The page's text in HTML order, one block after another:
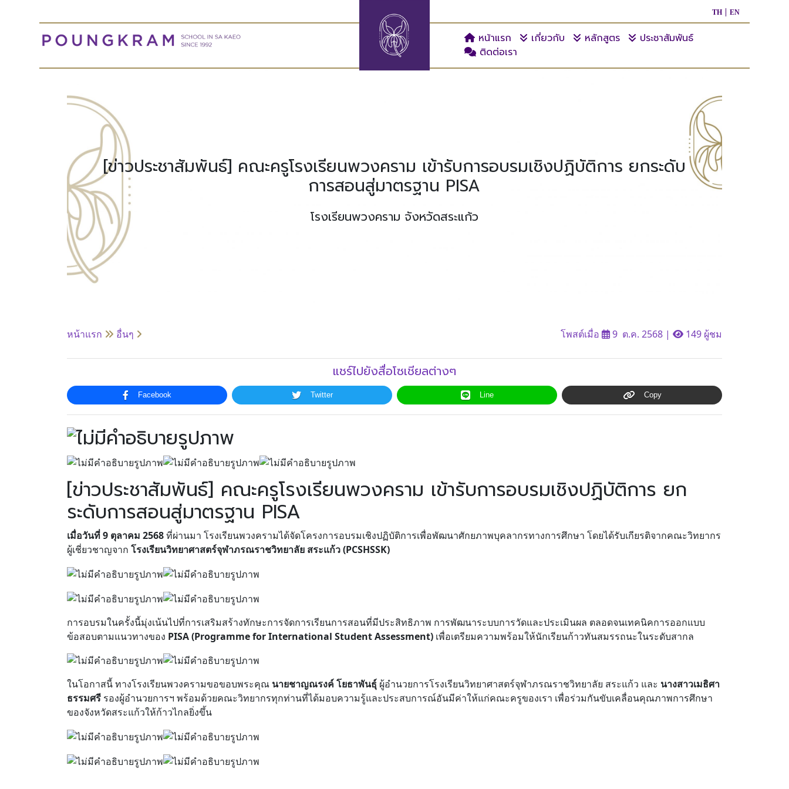
TH EN
หน้าแรก เกี่ยวกับ หลักสูตร
ประชาสัมพันธ์
ติดต่อเรา
[ข่าวประชาสัมพันธ์] คณะครูโรงเรียนพวงคราม เข้ารับการอบรมเชิงปฏิบัติการ ยกระดับ
การสอนสู่มาตรฐาน PISA
โรงเรียนพวงคราม จังหวัดสระแก้ว
หน้าแรก อื่นๆ โพสต์เมื่อ 9 ต.ค. 2568 | 149 ผู้ชม
แชร์ไปยังสื่อโซเชียลต่างๆ
Facebook Twitter Line Copy
[ข่าวประชาสัมพันธ์] คณะครูโรงเรียนพวงคราม เข้ารับการอบรมเชิงปฏิบัติการ ยก
ระดับการสอนสู่มาตรฐาน PISA
เมื่อวันที่ 9 ตุลาคม 2568ที่ผ่านมา โรงเรียนพวงครามได้จัดโครงการอบรมเชิงปฏิบัติการเพื่อพัฒนาศักยภาพบุคลากรทางการศึกษา โดยได้รับเกียรติจากคณะวิทยากร
ผู้เชี่ยวชาญจาก โรงเรียนวิทยาศาสตร์จุฬาภรณราชวิทยาลัย สระแก้ว (PCSHSSK)
การอบรมในครั้งนี้มุ่งเน้นไปที่การเสริมสร้างทักษะการจัดการเรียนการสอนที่มีประสิทธิภาพ การพัฒนาระบบการวัดและประเมินผล ตลอดจนเทคนิคการออกแบบ
ข้อสอบตามแนวทางของ PISA (Programme for International Student Assessment) เพื่อเตรียมความพร้อมให้นักเรียนก้าวทันสมรรถนะในระดับสากล
ในโอกาสนี้ ทางโรงเรียนพวงครามขอขอบพระคุณ นายชาญณรงค์ โยธาพันธุ์ ผู้อำนวยการโรงเรียนวิทยาศาสตร์จุฬาภรณราชวิทยาลัย สระแก้ว และ นางสาวเมธิศา
ธรรมศรี รองผู้อำนวยการฯ พร้อมด้วยคณะวิทยากรทุกท่านที่ได้มอบความรู้และประสบการณ์อันมีค่าให้แก่คณะครูของเรา เพื่อร่วมกันขับเคลื่อนคุณภาพการศึกษา
ของจังหวัดสระแก้วให้ก้าวไกลยิ่งขึ้น